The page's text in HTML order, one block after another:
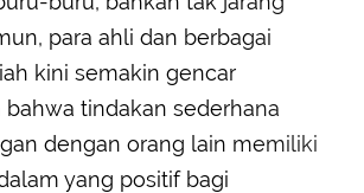
para ahli dan berbagai
kini semakin gencar
tindakan sederhana
dengan orang lain memiliki
yang positif bagi